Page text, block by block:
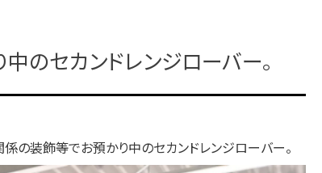
のセカンドレンジローバー。
係の装飾等でお預かり中のセカンドレンジローバー。